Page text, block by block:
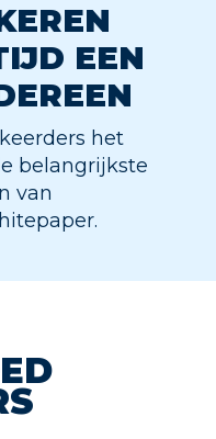
EEN
het
belangrijkste
van